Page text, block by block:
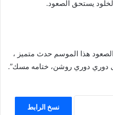
يستحق الصعود.
الصعود هذا الموسم حدث متميز ،
دوري دوري روشن، ختامه مسك”.
نسخ الرابط